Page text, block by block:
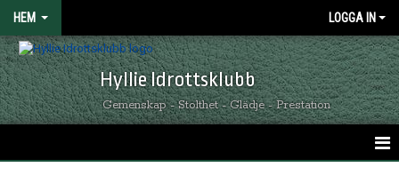
HEM LOGGA IN
Hyllie Idrottsklubb
Gemenskap - Stolthet - Glädje - Prestation